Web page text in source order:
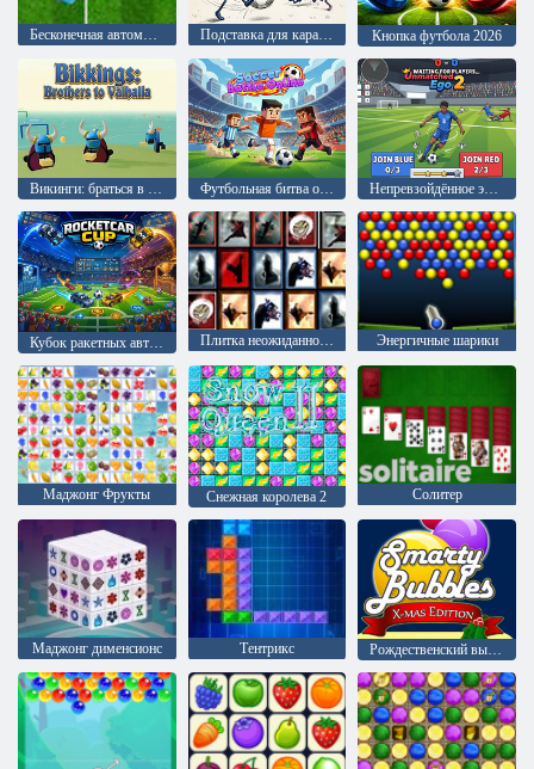
Бесконечная автомобильная футбольная игра Подставка для карандашей Кнопка футбола 2026
Викинги: браться в Валхаллу Футбольная битва онлайн Непревзойдённое эго 2
Плитка неожиданностей Энергичные шарики
Маджонг Фрукты Снежная королева 2 Солитер
Mаджонг дименсионс Тентрикс Рождественский выпуск: Забавные пузыри